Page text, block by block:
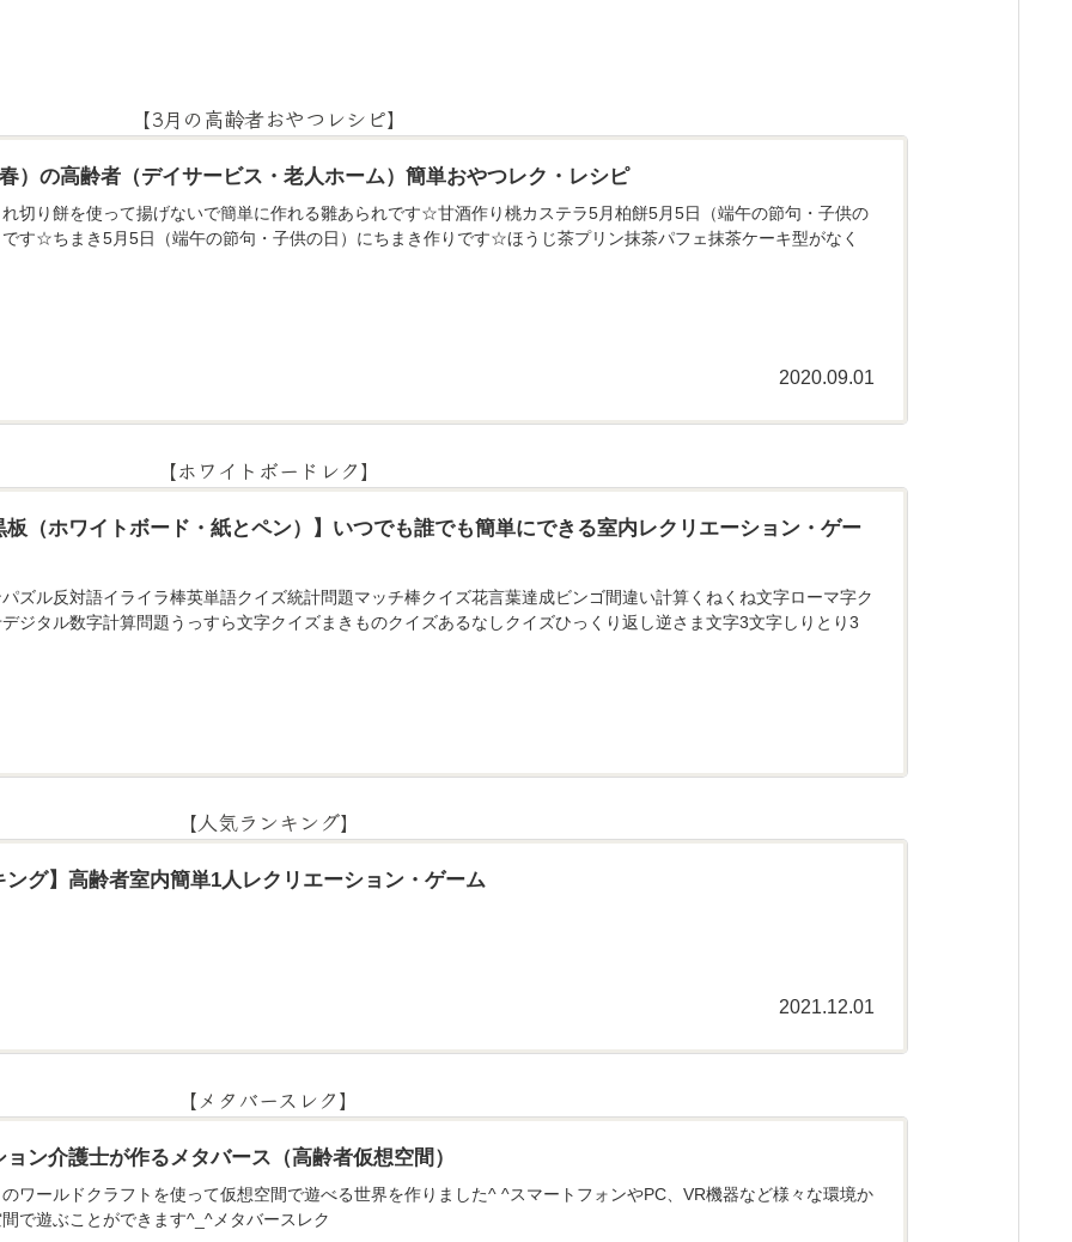
【3月の高齢者おやつレシピ】
）の高齢者（デイサービス・老人ホーム）簡単おやつレク・レシピ
切り餅を使って揚げないで簡単に作れる雛あられです☆甘酒作り桃カステラ5月柏餅5月5日（端午の節句・子供の
す☆ちまき5月5日（端午の節句・子供の日）にちまき作りです☆ほうじ茶プリン抹茶パフェ抹茶ケーキ型がなく
2020.09.01
【ホワイトボードレク】
板（ホワイトボード・紙とペン）】いつでも誰でも簡単にできる室内レクリエーション・ゲー
ズル反対語イライラ棒英単語クイズ統計問題マッチ棒クイズ花言葉達成ビンゴ間違い計算くねくね文字ローマ字ク
ジタル数字計算問題うっすら文字クイズまきものクイズあるなしクイズひっくり返し逆さま文字3文字しりとり3
【人気ランキング】
ング】高齢者室内簡単1人レクリエーション・ゲーム
2021.12.01
【メタバースレク】
ン介護士が作るメタバース（高齢者仮想空間）
ワールドクラフトを使って仮想空間で遊べる世界を作りました^ ^スマートフォンやPC、VR機器など様々な環境か
で遊ぶことができます^_^メタバースレク